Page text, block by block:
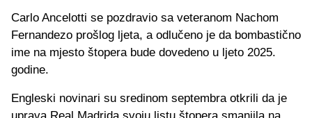
Carlo Ancelotti se pozdravio sa veteranom Nachom
Fernandezo prošlog ljeta, a odlučeno je da bombastično
ime na mjesto štopera bude dovedeno u ljeto 2025.
godine.
Engleski novinari su sredinom septembra otkrili da je